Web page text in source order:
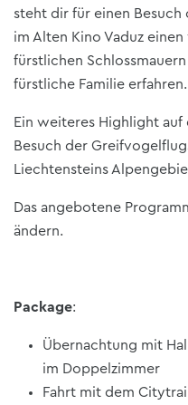
steht dir für einen Besuch
im Alten Kino Vaduz
fürstlichen
fürstliche Familie erfahren.
Ein weiteres Highlight auf
Besuch der
Liechtensteins
Das angebotene
ändern.
Package:
Übernachtung mit
im Doppelzimmer
Fahrt mit dem